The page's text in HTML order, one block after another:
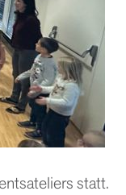
statt.